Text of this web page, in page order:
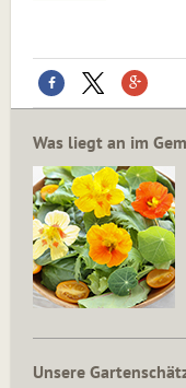
Was liegt an im
Unsere